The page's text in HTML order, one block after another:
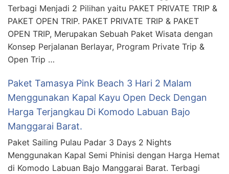
Terbagi Menjadi 2 Pilihan yaitu PAKET PRIVATE TRIP &
PAKET OPEN TRIP. PAKET PRIVATE TRIP & PAKET
OPEN TRIP, Merupakan Sebuah Paket Wisata dengan
Konsep Perjalanan Berlayar, Program Private Trip &
Open Trip …
Paket Tamasya Pink Beach 3 Hari 2 Malam
Menggunakan Kapal Kayu Open Deck Dengan
Harga Terjangkau Di Komodo Labuan Bajo
Manggarai Barat.
Paket Sailing Pulau Padar 3 Days 2 Nights
Menggunakan Kapal Semi Phinisi dengan Harga Hemat
di Komodo Labuan Bajo Manggarai Barat. Terbagi